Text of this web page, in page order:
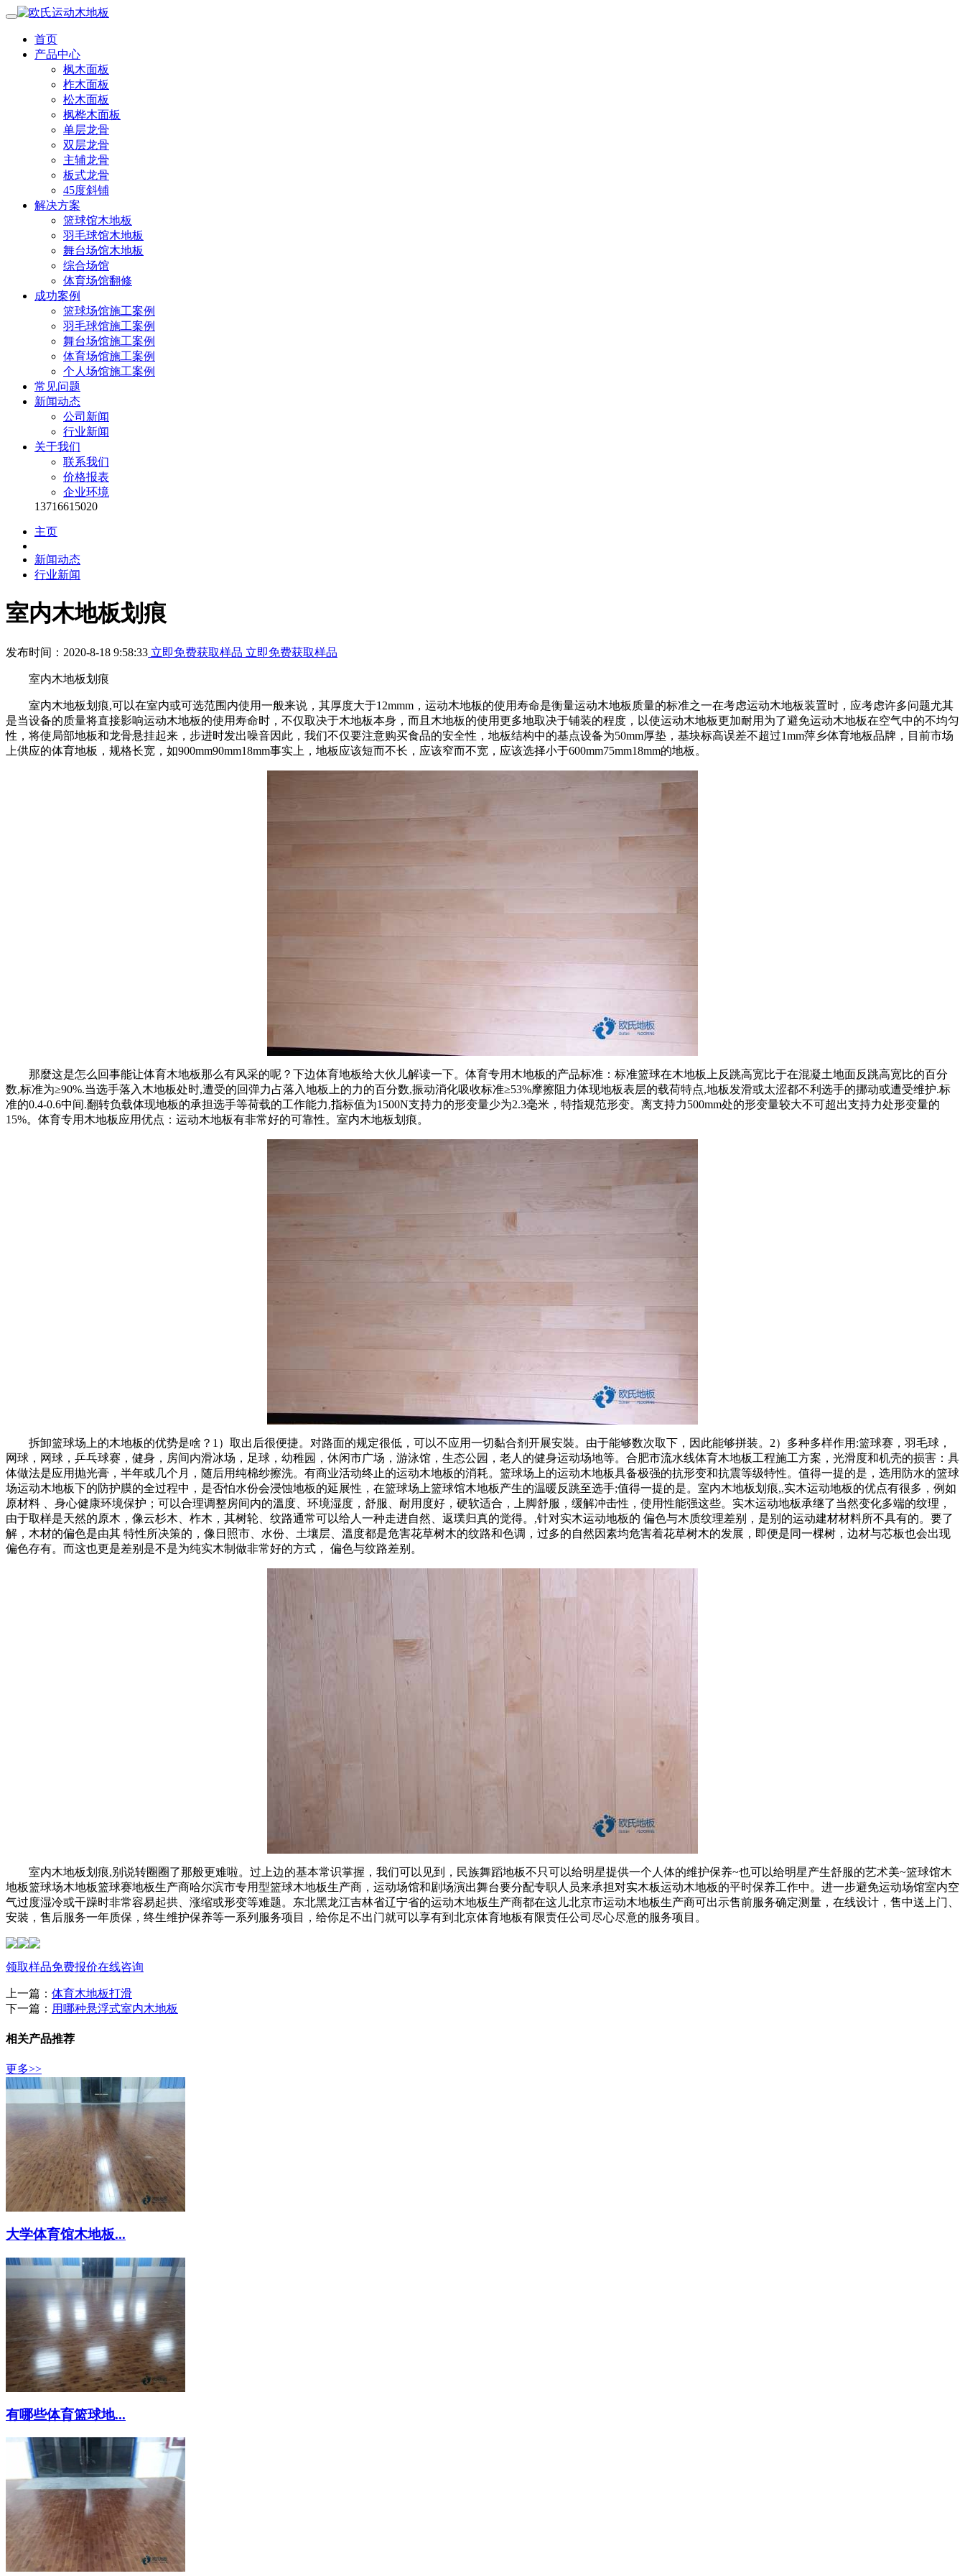
首页
产品中心
枫木面板
柞木面板
松木面板
枫桦木面板
单层龙骨
双层龙骨
主辅龙骨
板式龙骨
45度斜铺
解决方案
篮球馆木地板
羽毛球馆木地板
舞台场馆木地板
综合场馆
体育场馆翻修
成功案例
篮球场馆施工案例
羽毛球馆施工案例
舞台场馆施工案例
体育场馆施工案例
个人场馆施工案例
常见问题
新闻动态
公司新闻
行业新闻
关于我们
联系我们
价格报表
企业环境
13716615020
主页
新闻动态
行业新闻
室内木地板划痕
发布时间：2020-8-18 9:58:33 立即免费获取样品 立即免费获取样品
室内木地板划痕
室内木地板划痕,可以在室内或可选范围内使用一般来说，其厚度大于12mmm，运动木地板的使用寿命是衡量运动木地板质量的标准之一在考虑运动木地板装置时，应考虑许多问题尤其
是当设备的质量将直接影响运动木地板的使用寿命时，不仅取决于木地板本身，而且木地板的使用更多地取决于铺装的程度，以使运动木地板更加耐用为了避免运动木地板在空气中的不均匀
性，将使局部地板和龙骨悬挂起来，步进时发出噪音因此，我们不仅要注意购买食品的安全性，地板结构中的基点设备为50mm厚垫，基块标高误差不超过1mm萍乡体育地板品牌，目前市场
上供应的体育地板，规格长宽，如900mm90mm18mm事实上，地板应该短而不长，应该窄而不宽，应该选择小于600mm75mm18mm的地板。
那麼这是怎么回事能让体育木地板那么有风采的呢？下边体育地板给大伙儿解读一下。体育专用木地板的产品标准：标准篮球在木地板上反跳高宽比于在混凝土地面反跳高宽比的百分
数,标准为≥90%.当选手落入木地板处时,遭受的回弹力占落入地板上的力的百分数,振动消化吸收标准≥53%摩擦阻力体现地板表层的载荷特点,地板发滑或太涩都不利选手的挪动或遭受维护.标
准的0.4-0.6中间.翻转负载体现地板的承担选手等荷载的工作能力,指标值为1500N支持力的形变量少为2.3毫米，特指规范形变。离支持力500mm处的形变量较大不可超出支持力处形变量的
15%。体育专用木地板应用优点：运动木地板有非常好的可靠性。室内木地板划痕。
拆卸篮球场上的木地板的优势是啥？1）取出后很便捷。对路面的规定很低，可以不应用一切黏合剂开展安裝。由于能够数次取下，因此能够拼装。2）多种多样作用:篮球赛，羽毛球，
网球，网球，乒乓球赛，健身，房间内滑冰场，足球，幼稚园，休闲市广场，游泳馆，生态公园，老人的健身运动场地等。合肥市流水线体育木地板工程施工方案，光滑度和机壳的损害：具
体做法是应用抛光膏，半年或几个月，随后用纯棉纱擦洗。有商业活动终止的运动木地板的消耗。篮球场上的运动木地板具备极强的抗形变和抗震等级特性。值得一提的是，选用防水的篮球
场运动木地板下的防护膜的全过程中，是否怕水份会浸蚀地板的延展性，在篮球场上篮球馆木地板产生的温暖反跳至选手;值得一提的是。室内木地板划痕,,实木运动地板的优点有很多，例如
原材料 、身心健康环境保护；可以合理调整房间内的溫度、环境湿度，舒服、耐用度好，硬软适合，上脚舒服，缓解冲击性，使用性能强这些。实木运动地板承继了当然变化多端的纹理，
由于取样是天然的原木，像云杉木、柞木，其树轮、纹路通常可以给人一种走进自然、返璞归真的觉得。,针对实木运动地板的 偏色与木质纹理差别，是别的运动建材材料所不具有的。要了
解，木材的偏色是由其 特性所决策的，像日照市、水份、土壤层、溫度都是危害花草树木的纹路和色调，过多的自然因素均危害着花草树木的发展，即便是同一棵树，边材与芯板也会出现
偏色存有。而这也更是差别是不是为纯实木制做非常好的方式， 偏色与纹路差别。
室内木地板划痕,别说转圈圈了那般更难啦。过上边的基本常识掌握，我们可以见到，民族舞蹈地板不只可以给明星提供一个人体的维护保养~也可以给明星产生舒服的艺术美~篮球馆木
地板篮球场木地板篮球赛地板生产商哈尔滨市专用型篮球木地板生产商，运动场馆和剧场演出舞台要分配专职人员来承担对实木板运动木地板的平时保养工作中。进一步避免运动场馆室内空
气过度湿冷或干躁时非常容易起拱、涨缩或形变等难题。东北黑龙江吉林省辽宁省的运动木地板生产商都在这儿北京市运动木地板生产商可出示售前服务确定测量，在线设计，售中送上门、
安裝，售后服务一年质保，终生维护保养等一系列服务项目，给你足不出门就可以享有到北京体育地板有限责任公司尽心尽意的服务项目。
领取样品免费报价在线咨询
上一篇： 体育木地板打滑
下一篇： 用哪种悬浮式室内木地板
相关产品推荐
更多>>
大学体育馆木地板...
有哪些体育篮球地...